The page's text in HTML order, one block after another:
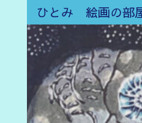
ひとみ 絵画の部